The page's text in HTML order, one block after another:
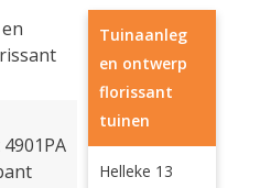
Tuinaanleg
en ontwerp
florissant
tuinen
Helleke 13